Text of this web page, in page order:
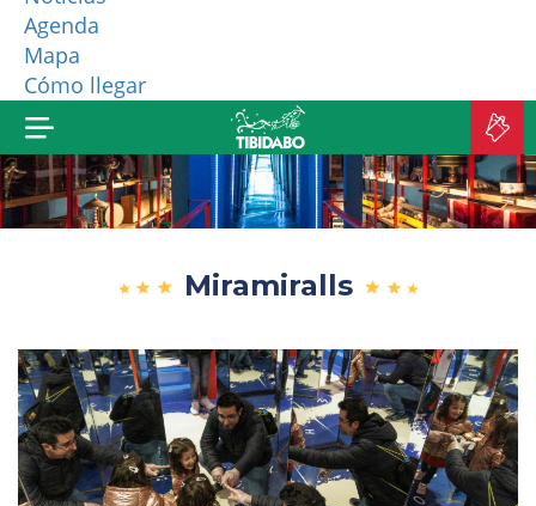
Agenda
Mapa
Cómo llegar
MÁS PRODUCTOS
Miramiralls